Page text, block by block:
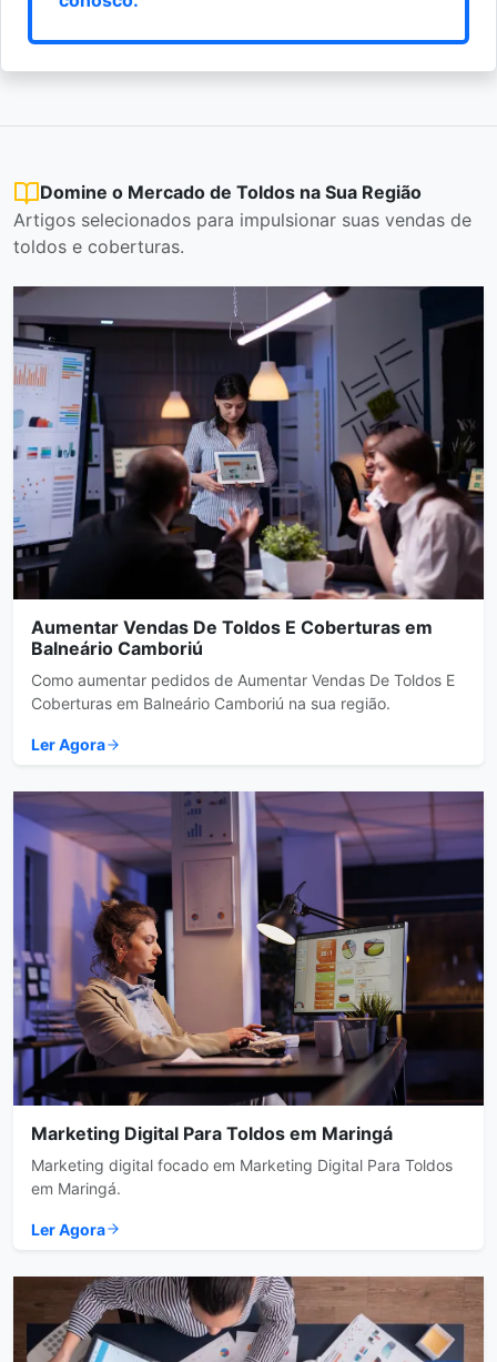
Domine o Mercado de Toldos na Sua Região
Artigos selecionados para impulsionar suas vendas de
toldos e coberturas.
Aumentar Vendas De Toldos E Coberturas em
Balneário Camboriú
Como aumentar pedidos de Aumentar Vendas De Toldos E
Coberturas em Balneário Camboriú na sua região.
Ler Agora
Marketing Digital Para Toldos em Maringá
Marketing digital focado em Marketing Digital Para Toldos
em Maringá.
Ler Agora